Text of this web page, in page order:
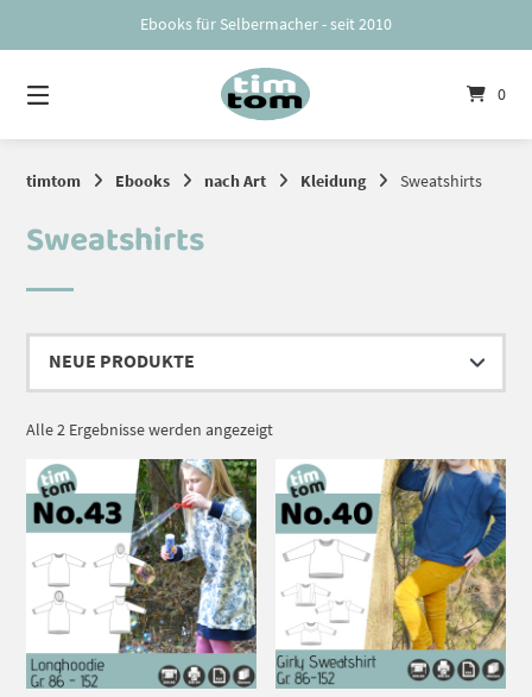
Ebooks für Selbermacher - seit 2010
0
timtom Ebooks nach Art Kleidung Sweatshirts
Sweatshirts
Alle 2 Ergebnisse werden angezeigtNach
sortiert